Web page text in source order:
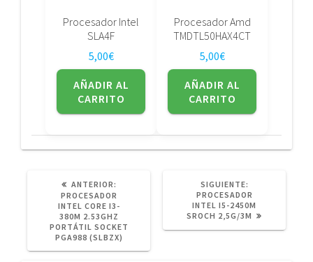
Procesador Intel
SLA4F
5,00€
AÑADIR AL
CARRITO
Procesador Amd
TMDTL50HAX4CT
5,00€
AÑADIR AL
CARRITO
ANTERIOR:
ANTERIOR:
PROCESADOR
INTEL CORE I3-
380M 2.53GHZ
PORTÁTIL SOCKET
PGA988 (SLBZX)
SIGUIENTE:
POST:
PROCESADOR
INTEL I5-2450M
SROCH 2,5G/3M